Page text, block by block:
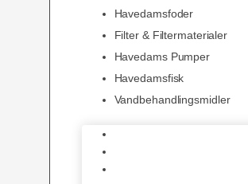
Havedamsfoder
Filter & Filtermaterialer
Havedams Pumper
Havedamsfisk
Vandbehandlingsmidler